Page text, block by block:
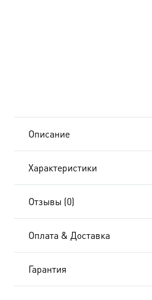
см
6023
Описание
Характеристики
Отзывы (0)
Оплата & Доставка
Гарантия